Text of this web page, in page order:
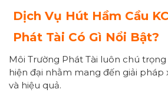
Dịch Vụ Hút Hầm Cầu
Phát Tài Có Gì Nổi Bật?
Môi Trường Phát Tài luôn chú
hiện đại nhằm mang đến giải pháp
và hiệu quả.